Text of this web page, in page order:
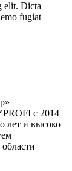
elit. Dicta
fugiat
с 2014
лет и высоко